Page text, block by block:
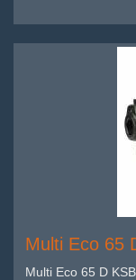
Multi Eco 65
Multi Eco 65 D